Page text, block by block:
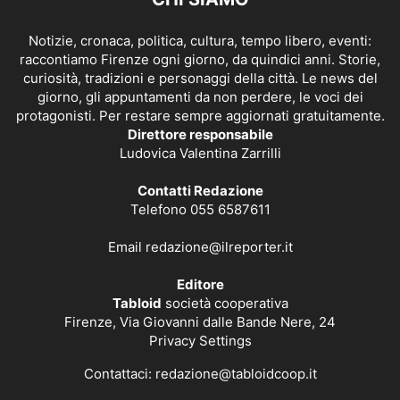
Notizie, cronaca, politica, cultura, tempo libero, eventi:
raccontiamo Firenze ogni giorno, da quindici anni. Storie,
curiosità, tradizioni e personaggi della città. Le news del
giorno, gli appuntamenti da non perdere, le voci dei
protagonisti. Per restare sempre aggiornati gratuitamente.
Direttore responsabile
Ludovica Valentina Zarrilli
Contatti Redazione
Telefono 055 6587611
Email redazione@ilreporter.it
Editore
Tabloid società cooperativa
Firenze, Via Giovanni dalle Bande Nere, 24
Privacy Settings
Contattaci: redazione@tabloidcoop.it